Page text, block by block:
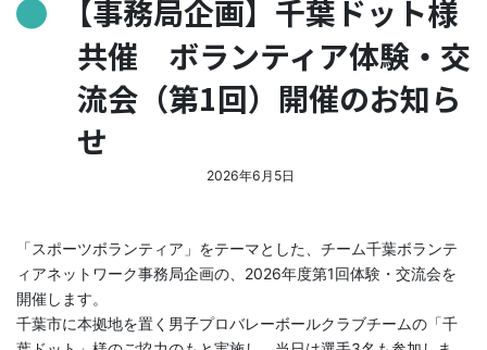
【事務局企画】千葉ドット様
共催 ボランティア体験・交
流会（第1回）開催のお知ら
せ
2026年6月5日
「スポーツボランティア」をテーマとした、チーム千葉ボランテ
ィアネットワーク事務局企画の、2026年度第1回体験・交流会を
開催します。
千葉市に本拠地を置く男子プロバレーボールクラブチームの「千